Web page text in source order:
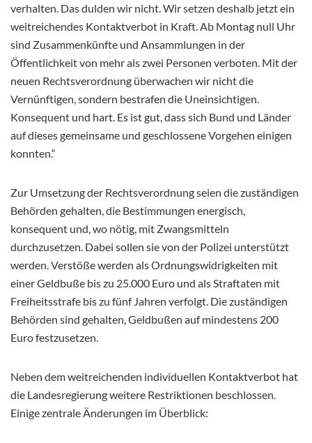
verhalten. Das dulden wir nicht. Wir setzen deshalb jetzt ein
weitreichendes Kontaktverbot in Kraft. Ab Montag null Uhr
sind Zusammenkünfte und Ansammlungen in der
Öffentlichkeit von mehr als zwei Personen verboten. Mit der
neuen Rechtsverordnung überwachen wir nicht die
Vernünftigen, sondern bestrafen die Uneinsichtigen.
Konsequent und hart. Es ist gut, dass sich Bund und Länder
auf dieses gemeinsame und geschlossene Vorgehen einigen
konnten.“
Zur Umsetzung der Rechtsverordnung seien die zuständigen
Behörden gehalten, die Bestimmungen energisch,
konsequent und, wo nötig, mit Zwangsmitteln
durchzusetzen. Dabei sollen sie von der Polizei unterstützt
werden. Verstöße werden als Ordnungswidrigkeiten mit
einer Geldbuße bis zu 25.000 Euro und als Straftaten mit
Freiheitsstrafe bis zu fünf Jahren verfolgt. Die zuständigen
Behörden sind gehalten, Geldbußen auf mindestens 200
Euro festzusetzen.
Neben dem weitreichenden individuellen Kontaktverbot hat
die Landesregierung weitere Restriktionen beschlossen.
Einige zentrale Änderungen im Überblick: